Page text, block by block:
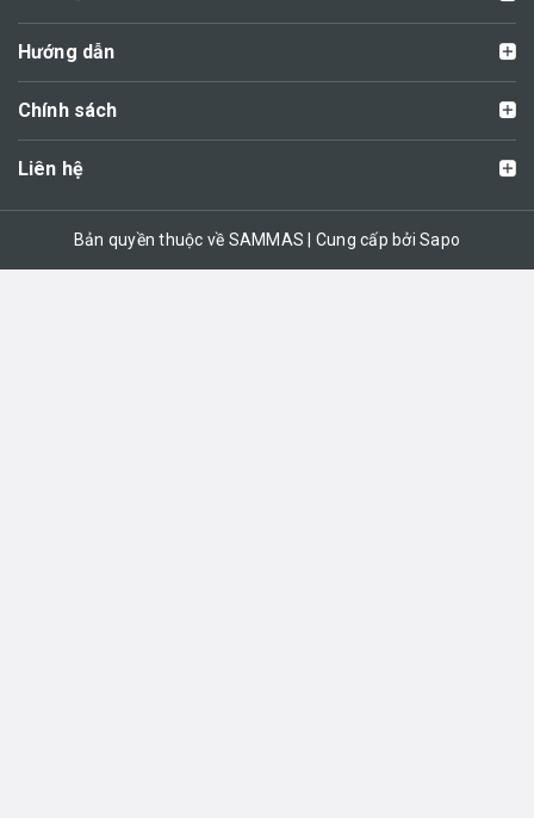
Hướng dẫn
Chính sách
Liên hệ
Bản quyền thuộc về SAMMAS | Cung cấp bởi Sapo